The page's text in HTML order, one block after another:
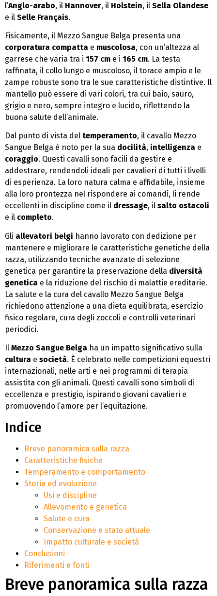
l’Anglo-arabo, il Hannover, il Holstein, il Sella Olandese
e il Selle Français.
Fisicamente, il Mezzo Sangue Belga presenta una
corporatura compatta e muscolosa, con un’altezza al
garrese che varia tra i 157 cm e i 165 cm. La testa
raffinata, il collo lungo e muscoloso, il torace ampio e le
zampe robuste sono tra le sue caratteristiche distintive. Il
mantello può essere di vari colori, tra cui baio, sauro,
grigio e nero, sempre integro e lucido, riflettendo la
buona salute dell’animale.
Dal punto di vista del temperamento, il cavallo Mezzo
Sangue Belga è noto per la sua docilità, intelligenza e
coraggio. Questi cavalli sono facili da gestire e
addestrare, rendendoli ideali per cavalieri di tutti i livelli
di esperienza. La loro natura calma e affidabile, insieme
alla loro prontezza nel rispondere ai comandi, li rende
eccellenti in discipline come il dressage, il salto ostacoli
e il completo.
Gli allevatori belgi hanno lavorato con dedizione per
mantenere e migliorare le caratteristiche genetiche della
razza, utilizzando tecniche avanzate di selezione
genetica per garantire la preservazione della diversità
genetica e la riduzione del rischio di malattie ereditarie.
La salute e la cura del cavallo Mezzo Sangue Belga
richiedono attenzione a una dieta equilibrata, esercizio
fisico regolare, cura degli zoccoli e controlli veterinari
periodici.
Il Mezzo Sangue Belga ha un impatto significativo sulla
cultura e società. È celebrato nelle competizioni equestri
internazionali, nelle arti e nei programmi di terapia
assistita con gli animali. Questi cavalli sono simboli di
eccellenza e prestigio, ispirando giovani cavalieri e
promuovendo l’amore per l’equitazione.
Indice
Breve panoramica sulla razza
Caratteristiche fisiche
Temperamento e comportamento
Storia ed evoluzione
Usi e discipline
Allevamento e genetica
Salute e cura
Conservazione e stato attuale
Impatto culturale e società
Conclusioni
Riferimenti e fonti
Breve panoramica sulla razza